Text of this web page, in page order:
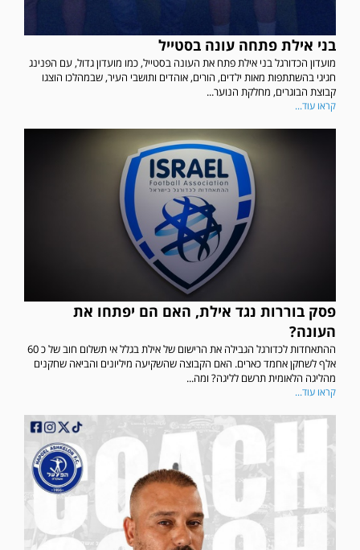
בני אילת פתחה עונה בסטייל
מועדון הכדורגל בני אילת פתח את העונה בסטייל, כמו מועדון גדול, עם הפנינג
חגיגי בהשתתפות מאות ילדים, הורים, אוהדים ותושבי העיר, שבמהלכו הוצגו
קבוצת הבוגרים, מחלקת הנוער...
קראו עוד...
פסק בוררות נגד אילת, האם הם יפתחו את
העונה?
ההתאחדות לכדורגל הגבילה את הרישום של אילת בגלל אי תשלום חוב של כ 60
אלף לשחקן אחמד כארים. האם הקבוצה שהשקיעה מיליונים והביאה שחקנים
מהליגה הלאומית תרשם לליגה? ומה...
קראו עוד...